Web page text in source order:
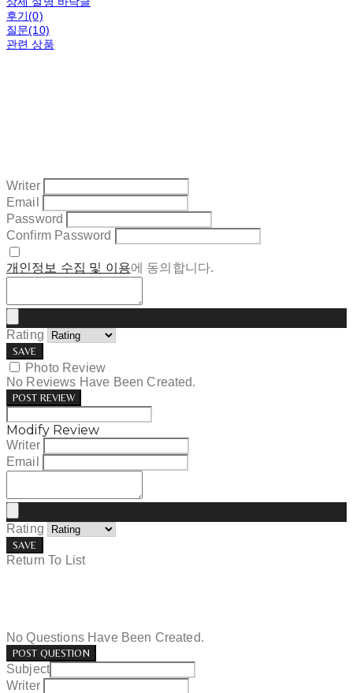
후기(0)
질문(10)
관련 상품
Writer
Email
Password
Confirm Password
개인정보 수집 및 이용에 동의합니다.
Rating
SAVE
Photo Review
No Reviews Have Been Created.
POST REVIEW
Modify Review
Writer
Email
Rating
SAVE
Return To List
No Questions Have Been Created.
POST QUESTION
Subject
Writer